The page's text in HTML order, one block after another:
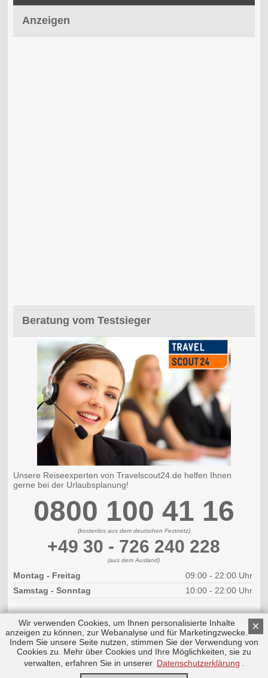
Anzeigen
Beratung vom Testsieger
Unsere Reiseexperten von Travelscout24.de helfen Ihnen
gerne bei der Urlaubsplanung!
0800 100 41 16
(kostenlos aus dem deutschen Festnetz)
+49 30 - 726 240 228
(aus dem Ausland)
Montag - Freitag
09:00 - 22:00 Uhr
Samstag - Sonntag
10:00 - 22:00 Uhr
Copyright © 2026 by Triplemind GmbH
Impressum|Datenschutz
Nach oben
×
Wir verwenden Cookies, um Ihnen personalisierte Inhalte
anzeigen zu können, zur Webanalyse und für Marketingzwecke.
Indem Sie unsere Seite nutzen, stimmen Sie der Verwendung von
Cookies zu. Mehr über Cookies und Ihre Möglichkeiten, sie zu
verwalten, erfahren Sie in unserer Datenschutzerklärung